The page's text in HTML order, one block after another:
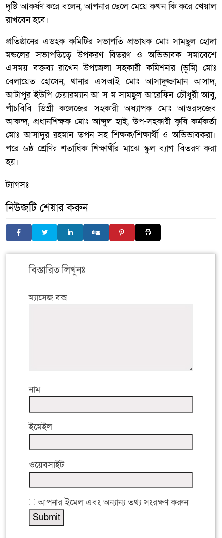
দৃষ্টি আকর্ষণ করে বলেন, আপনার ছেলে মেয়ে কখন কি করে খেয়াল
রাখবেন হবে।
প্রতিষ্ঠানের এডহক কমিটির সভাপতি প্রভাষক মোঃ সামছুল হোদা
মন্ডলের সভাপতিত্বে উপকরণ বিতরণ ও অভিভাবক সমাবেশে
এসময় বক্তব্য রাখেন উপজেলা সহকারী কমিশনার (ভূমি) মোঃ
বেলায়েত হোসেন, থানার এসআই মোঃ আসাদুজ্জামান আসাদ,
আটাপুর ইউপি চেয়ারম্যান আ স ম সামছুল আরেফিন চৌধুরী আবু,
পাঁচবিবি ডিগ্রী কলেজের সহকারী অধ্যাপক মোঃ আওরঙ্গজেব
আকন্দ, প্রধানশিক্ষক মোঃ আব্দুল হাই, উপ-সহকারী কৃষি কর্মকর্তা
মোঃ আসাদুর রহমান তপন সহ শিক্ষক/শিক্ষার্থী ও অভিভাবকরা।
পরে ৬ষ্ঠ শ্রেণির শতাধিক শিক্ষার্থীর মাঝে স্কুল ব্যাগ বিতরণ করা
হয়।
ট্যাগসঃ
নিউজটি শেয়ার করুন
বিস্তারিত লিখুনঃ
ম্যাসেজ বক্স
নাম
ইমেইল
ওয়েবসাইট
আপনার ইমেল এবং অন্যান্য তথ্য সংরক্ষণ করুন